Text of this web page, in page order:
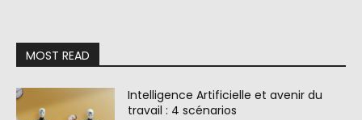
MOST READ
Intelligence Artificielle et avenir du
travail : 4 scénarios